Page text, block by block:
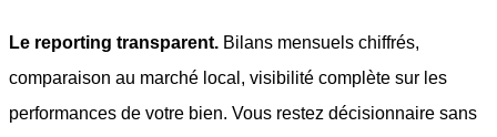
Le reporting transparent. Bilans mensuels chiffrés,
comparaison au marché local, visibilité complète sur les
performances de votre bien. Vous restez décisionnaire sans